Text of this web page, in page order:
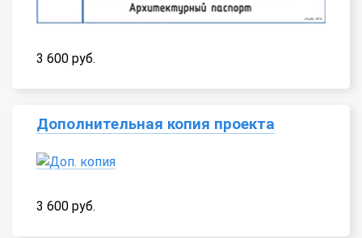
3 600 руб.
Дополнительная копия проекта
3 600 руб.